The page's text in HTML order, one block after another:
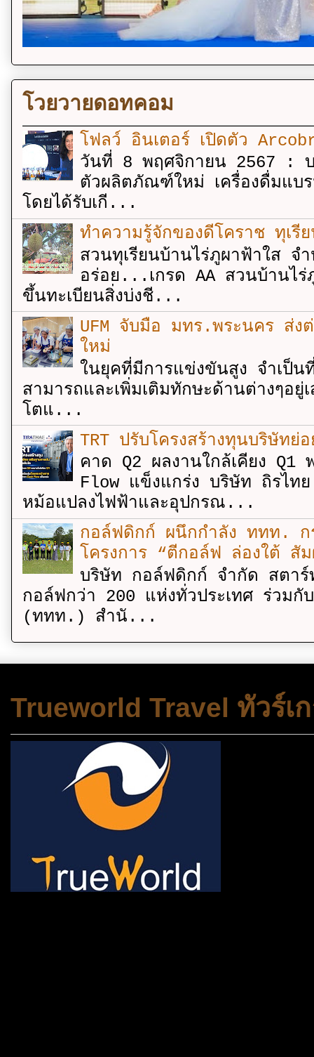
โวยวายดอทคอม
โฟลว์ อินเตอร์ เปิดตัว
วันที่ 8 พฤศจิกายน 2567 : บ
ตัวผลิตภัณฑ์ใหม่ เครื่องดื่มแบ
โดยได้รับเกี...
ทำความรู้จักของดีโคราช ทุเรี
สวนทุเรียนบ้านไร่ภูผาฟ้าใส
อร่อย...เกรด AA สวนบ้านไ
ขึ้นทะเบียนสิ่งบ่งชี...
UFM จับมือ มทร.พระนคร ส่งต่
ใหม่
ในยุคที่มีการแข่งขันสูง จำเป็
สามารถและเพิ่มเติมทักษะด้านต่างๆอยู่
โตแ...
TRT ปรับโครงสร้างทุนบริษัทย่
คาด Q2 ผลงานใกล้เคียง Q1
Flow แข็งแกร่ง บริษัท ถิรไ
หม้อแปลงไฟฟ้าและอุปกรณ...
กอล์ฟดิกก์ ผนึกกำลัง ททท. ก
โครงการ “ตีกอล์ฟ ล่องใต้ สั
บริษัท กอล์ฟดิกก์ จำกัด สตาร์
กอล์ฟกว่า 200 แห่งทั่วประเทศ ร่วมกั
(ททท.) สำนั...
Trueworld Travel ทัวร์เ